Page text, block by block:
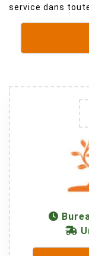
service dans